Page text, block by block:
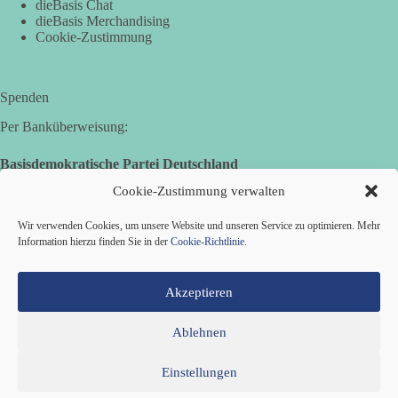
Cookie-Zustimmung verwalten
Wir verwenden Cookies, um unsere Website und unseren Service zu optimieren. Mehr
Information hierzu finden Sie in der Cookie-Richtlinie.
Akzeptieren
Ablehnen
Einstellungen
Hier ein Auszug aus der Rede von der
Bundestagsabgeordneten Sevim Dağdelen (BSW).
Revanchismus!“
👉 Hier geht es zum vollständigen Video:
si=2b_C6GgNY9EB-rXw
❤️ Wir freuen uns über deine Unterstützung:
#russandistnichtunserFeind
dieBasis Chat
dieBasis Merchandising
Cookie-Zustimmung
Spenden
Per Banküberweisung:
Basisdemokratische Partei Deutschland
IBAN: DE16 6539 0120 0434 1370 06
BIC: GENODES1EBI
Kontakt
Cookie-Richtlinie (EU)